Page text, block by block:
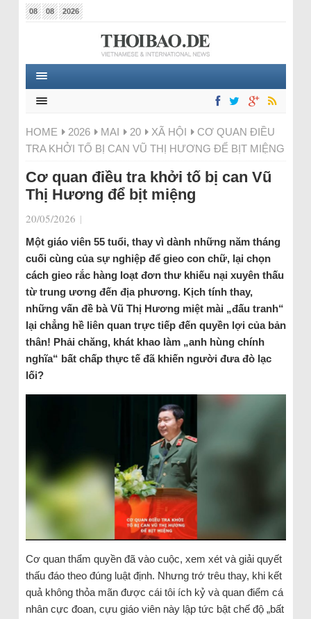
08 08 2026
HOME 2026 MAI 20 XÃ HỘI
CƠ QUAN ĐIỀU
TRA KHỞI TỐ BỊ CAN VŨ THỊ HƯƠNG ĐỂ BỊT MIỆNG
Cơ quan điều tra khởi tố bị can Vũ
Thị Hương để bịt miệng
20/05/2026 |
Một giáo viên 55 tuổi, thay vì dành những năm tháng
cuối cùng của sự nghiệp để gieo con chữ, lại chọn
cách gieo rắc hàng loạt đơn thư khiếu nại xuyên thấu
từ trung ương đến địa phương. Kịch tính thay,
những vấn đề bà Vũ Thị Hương miệt mài „đấu tranh“
lại chẳng hề liên quan trực tiếp đến quyền lợi của bản
thân! Phải chăng, khát khao làm „anh hùng chính
nghĩa“ bất chấp thực tế đã khiến người đưa đò lạc
lối?
Cơ quan thẩm quyền đã vào cuộc, xem xét và giải quyết
thấu đáo theo đúng luật định. Nhưng trớ trêu thay, khi kết
quả không thỏa mãn được cái tôi ích kỷ và quan điểm cá
nhân cực đoan, cựu giáo viên này lập tức bật chế độ „bất